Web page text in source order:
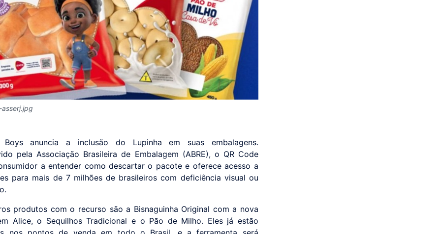
anuncia a inclusão do Lupinha em suas embalagens.
pela Associação Brasileira de Embalagem (ABRE), o QR Code
a entender como descartar o pacote e oferece acesso a
para mais de 7 milhões de brasileiros com deficiência visual ou
produtos com o recurso são a Bisnaguinha Original com a nova
Alice, o Sequilhos Tradicional e o Pão de Milho. Eles já estão